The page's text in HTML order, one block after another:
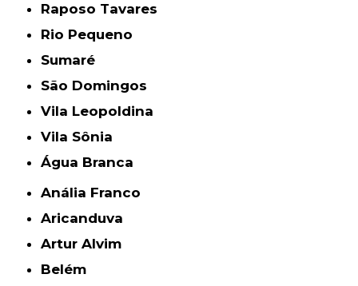
Raposo Tavares
Rio Pequeno
Sumaré
São Domingos
Vila Leopoldina
Vila Sônia
Água Branca
Anália Franco
Aricanduva
Artur Alvim
Belém